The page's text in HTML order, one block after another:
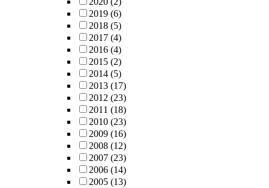
2019 (6)
2018 (5)
2017 (4)
2016 (4)
2015 (2)
2014 (5)
2013 (17)
2012 (23)
2011 (18)
2010 (23)
2009 (16)
2008 (12)
2007 (23)
2006 (14)
2005 (13)